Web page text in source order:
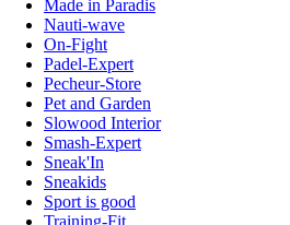
Made in Paradis
Nauti-wave
On-Fight
Padel-Expert
Pecheur-Store
Pet and Garden
Slowood Interior
Smash-Expert
Sneak'In
Sneakids
Sport is good
Training-Fit